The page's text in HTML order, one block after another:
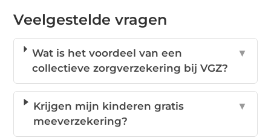
Veelgestelde vragen
Wat is het voordeel van een
collectieve zorgverzekering bij VGZ?
▼
Krijgen mijn kinderen gratis
meeverzekering?
▼